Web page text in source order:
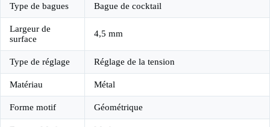
Type de bagues Bague de cocktail
Largeur de
surface
4,5 mm
Type de réglage Réglage de la tension
Matériau Métal
Forme motif Géométrique